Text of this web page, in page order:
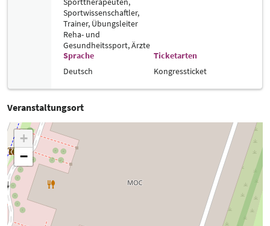
Sportwissenschaftler,
Trainer, Übungsleiter
Reha- und
Gesundheitssport,Ärzte
Sprache
Deutsch
Ticketarten
Kongressticket
Veranstaltungsort
+
−